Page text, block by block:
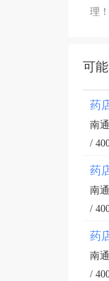
理！
可
药
南
/
药
南
/
药
南
/